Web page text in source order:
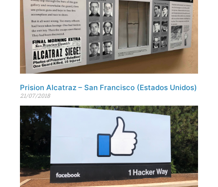
Prision Alcatraz – San Francisco (Estados Unidos)
21/07/2018